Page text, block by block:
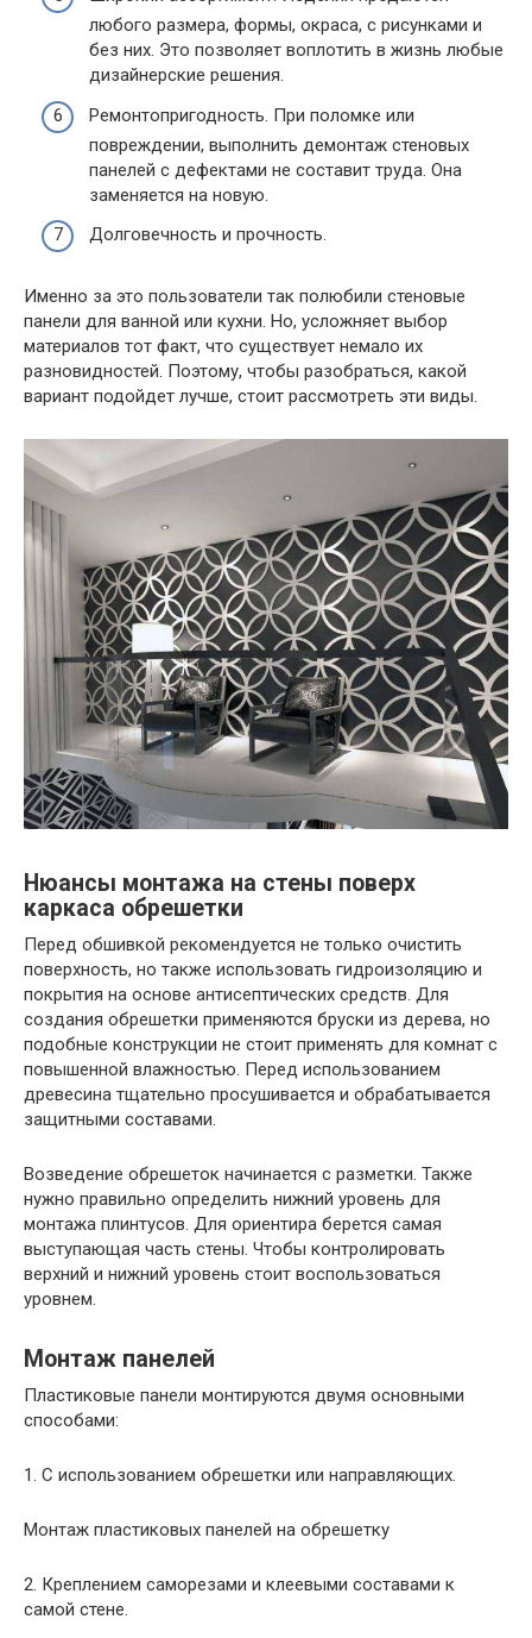
любого размера, формы, окраса, с рисунками и
без них. Это позволяет воплотить в жизнь любые
дизайнерские решения.
Ремонтопригодность. При поломке или
повреждении, выполнить демонтаж стеновых
панелей с дефектами не составит труда. Она
заменяется на новую.
Долговечность и прочность.
Именно за это пользователи так полюбили стеновые
панели для ванной или кухни. Но, усложняет выбор
материалов тот факт, что существует немало их
разновидностей. Поэтому, чтобы разобраться, какой
вариант подойдет лучше, стоит рассмотреть эти виды.
Нюансы монтажа на стены поверх
каркаса обрешетки
Перед обшивкой рекомендуется не только очистить
поверхность, но также использовать гидроизоляцию и
покрытия на основе антисептических средств. Для
создания обрешетки применяются бруски из дерева, но
подобные конструкции не стоит применять для комнат с
повышенной влажностью. Перед использованием
древесина тщательно просушивается и обрабатывается
защитными составами.
Возведение обрешеток начинается с разметки. Также
нужно правильно определить нижний уровень для
монтажа плинтусов. Для ориентира берется самая
выступающая часть стены. Чтобы контролировать
верхний и нижний уровень стоит воспользоваться
уровнем.
Монтаж панелей
Пластиковые панели монтируются двумя основными
способами:
1. С использованием обрешетки или направляющих.
Монтаж пластиковых панелей на обрешетку
2. Креплением саморезами и клеевыми составами к
самой стене.